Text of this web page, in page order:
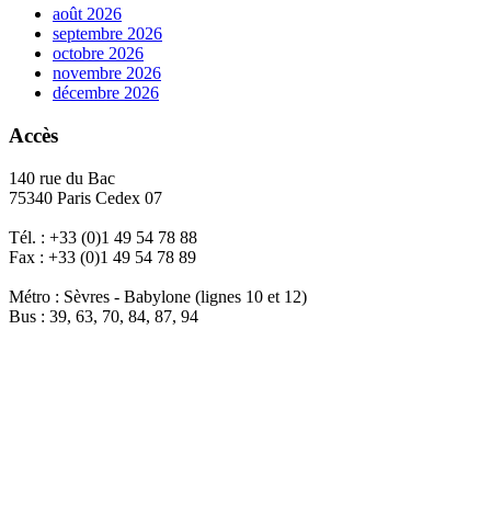
août 2026
septembre 2026
octobre 2026
novembre 2026
décembre 2026
Accès
140 rue du Bac
75340 Paris Cedex 07
Tél. : +33 (0)1 49 54 78 88
Fax : +33 (0)1 49 54 78 89
Métro : Sèvres - Babylone (lignes 10 et 12)
Bus : 39, 63, 70, 84, 87, 94